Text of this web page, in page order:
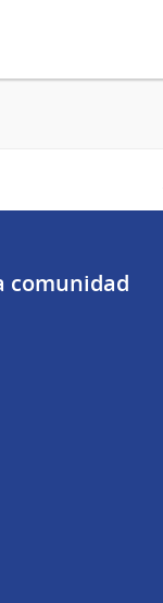
comunidad